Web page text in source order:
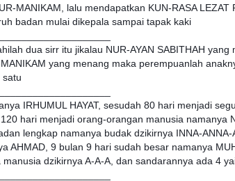
MANIKAM, lalu mendapatkan KUN-RASA LEZAT
badan mulai dikepala sampai tapak kaki
dua sirr itu jikalau NUR-AYAN SABITHAH yang
yang menang maka perempuanlah
satu
IRHUMUL HAYAT, sesudah 80 hari menjadi
hari menjadi orang-orangan manusia namanya
lengkap namanya budak dzikirnya INNA-
AHMAD, 9 bulan 9 hari sudah besar namanya
dzikirnya A-A-A, dan sandarannya ada 4